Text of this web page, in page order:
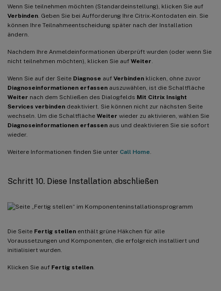
Wenn Sie teilnehmen möchten (Standardeinstellung), klicken Sie auf
Verbinden . Geben Sie bei Aufforderung Ihre Citrix-Kontodaten ein. Sie
können Ihre Teilnahmeentscheidung später nach der Installation
ändern.
Nachdem Ihre Anmeldeinformationen überprüft wurden (oder wenn Sie
nicht teilnehmen möchten), klicken Sie auf Weiter
Wenn Sie auf der Seite Diagnose auf Verbinden klicken, ohne zuvor
Diagnoseinformationen erfassen auszuwählen, ist die Schaltfläche
Weiter nach dem Schließen des Dialogfelds Mit Citrix Insight
Services verbinden deaktiviert. Sie können nicht zur nächsten Seite
wechseln. Um die Schaltfläche Weiter wieder zu aktivieren, wählen Sie
Diagnoseinformationen erfassen aus und deaktivieren Sie sie sofort
wieder.
Weitere Informationen finden Sie unter Call Home
Schritt 10. Diese Installation abschließen
Die Seite Fertig stellen enthält grüne Häkchen für alle
Voraussetzungen und Komponenten, die erfolgreich installiert und
initialisiert wurden.
Klicken Sie auf Fertig stellen